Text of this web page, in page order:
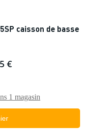
caisson de basse
€
1 magasin